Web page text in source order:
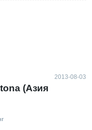
2013-08-03
(Азия